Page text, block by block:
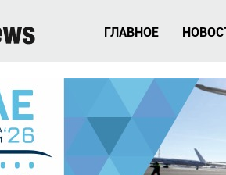
ГЛАВНОЕ